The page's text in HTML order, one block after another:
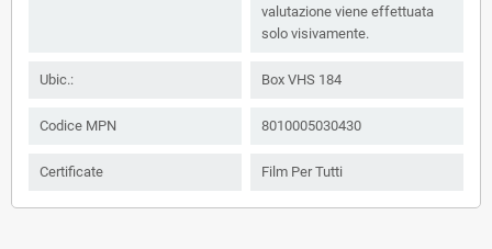
valutazione viene effettuata
solo visivamente.
Ubic.: Box VHS 184
Codice MPN 8010005030430
Certificate Film Per Tutti